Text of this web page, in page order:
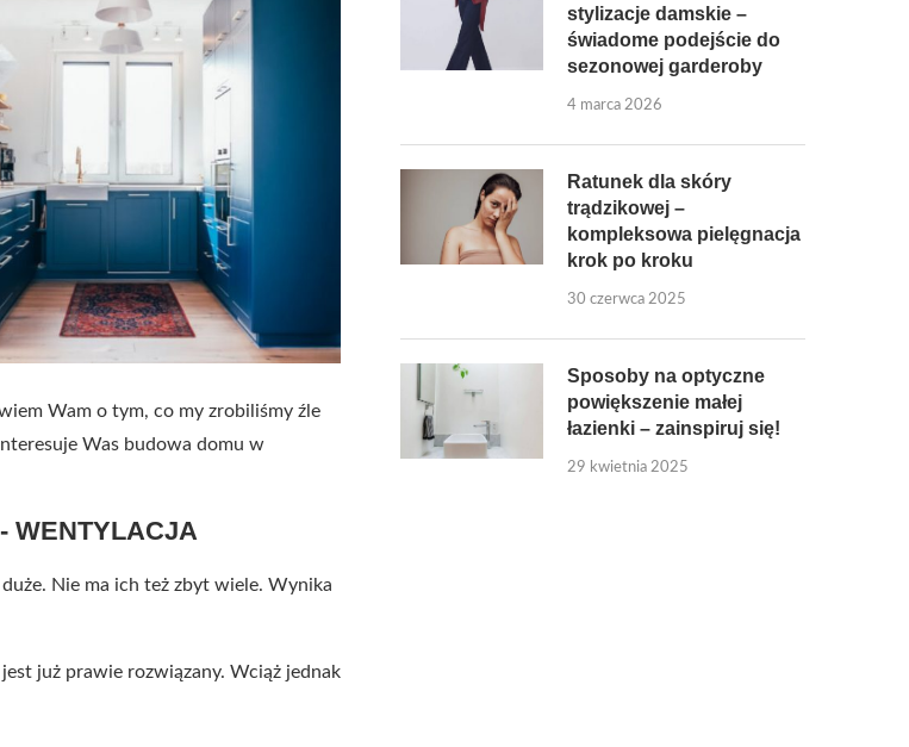
Wam o tym, co my zrobiliśmy źle
Was budowa domu w
WENTYLACJA
Nie ma ich też zbyt wiele. Wynika
już prawie rozwiązany. Wciąż jednak
stylizacje damskie –
świadome podejście do
sezonowej garderoby
4 marca 2026
Ratunek dla skóry
trądzikowej –
kompleksowa pielęgnacja
krok po kroku
30 czerwca 2025
Sposoby na optyczne
powiększenie małej
łazienki – zainspiruj się!
29 kwietnia 2025